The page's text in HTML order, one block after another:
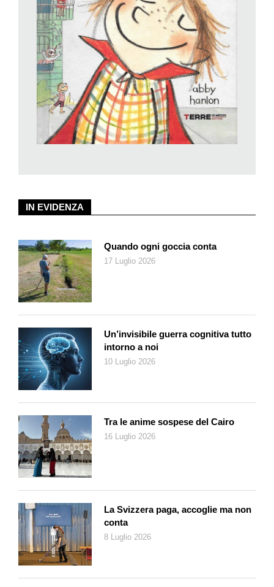
fifona, che invece, quando un pericolo incombe sul quartiere, è
in grado di trasformarsi in coraggiosissima Supergatta e
risolvere tutti i guai. Nella prima avventura, Supergatta salva il
gattino di Luca, un vicino di casa, e ha la meglio su Peppo, il
bulletto della zona.
La vicenda è raccontata con toni rocamboleschi, tra fughe,
arrampicate e lotte, e il bello è che alla fine ritroviamo Cipollina
acciambellata sul suo cuscino, salvatrice in incognito come
ogni supereroe che si rispetti. La sua padroncina Zoe le dice:
«Cipollina, sapessi cos’è successo! C’è un supergatto nel
palpebra ammiccando al lettore… Eh sì, la vita dei supereroi è
questa: «non c’è tempo per gloria e medaglie. Fatto il proprio
Le avventure di Supergatta sono illustrate con tratto
fumettistico da Enrico Lorenzi e sono scritte in stampatello
maiuscolo, con font ad alta leggibilità.
IN EVIDENZA
Quando ogni goccia conta
17 Luglio 2026
Un’invisibile guerra cognitiva tutto
intorno a noi
10 Luglio 2026
Tra le anime sospese del Cairo
16 Luglio 2026
La Svizzera paga, accoglie ma non
conta
8 Luglio 2026